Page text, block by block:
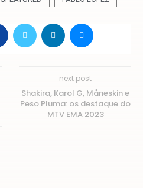
next post
Shakira, Karol G, Måneskin e
Peso Pluma: os destaque do
MTV EMA 2023